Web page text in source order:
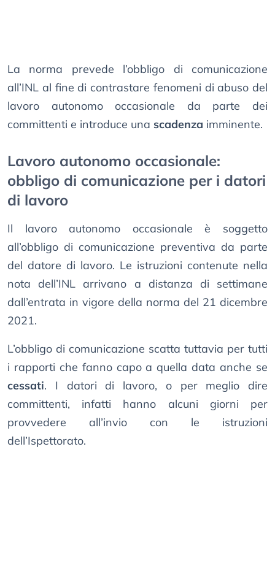
La norma prevede l’obbligo di comunicazione
all’INL al fine di contrastare fenomeni di abuso del
lavoro autonomo occasionale da parte dei
committenti e introduce una scadenza imminente.
Lavoro autonomo occasionale:
obbligo di comunicazione per i datori
di lavoro
Il lavoro autonomo occasionale è soggetto
all’obbligo di comunicazione preventiva da parte
del datore di lavoro. Le istruzioni contenute nella
nota dell’INL arrivano a distanza di settimane
dall’entrata in vigore della norma del 21 dicembre
2021.
L’obbligo di comunicazione scatta tuttavia per tutti
i rapporti che fanno capo a quella data anche se
cessati. I datori di lavoro, o per meglio dire
committenti, infatti hanno alcuni giorni per
provvedere all’invio con le istruzioni
dell’Ispettorato.